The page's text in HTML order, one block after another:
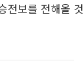
전보를 전해올 것